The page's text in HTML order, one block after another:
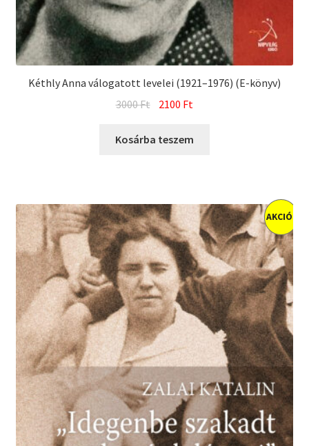
Kéthly Anna válogatott levelei (1921–1976) (E-könyv)
3000Ft Original
was:
2100 Ft
is:
Kosárba teszem
AKCIÓ!